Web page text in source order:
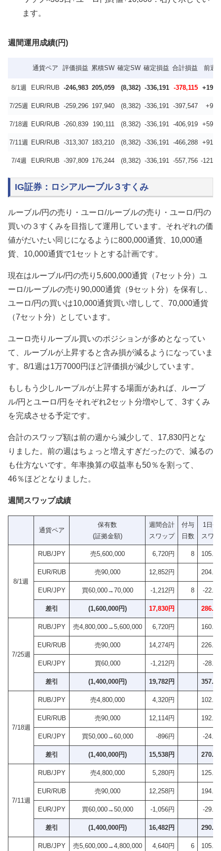
ます。
週間運用成績(円)
通貨ペア 評価損益 累積SW 確定SW 確定損益 合計損益 前週
8/1週 EUR/RUB -246,983 205,059 (8,382) -336,191 -378,115
7/25週 EUR/RUB -259,296 197,940 (8,382) -336,191 -397,547
7/18週 EUR/RUB -260,839 190,111 (8,382) -336,191 -406,919
7/11週 EUR/RUB -313,307 183,210 (8,382) -336,191 -466,288
7/4週 EUR/RUB -397,809 176,244 (8,382) -336,191 -557,756 -
IG証券：ロシアルーブル３すくみ
ルーブル/円の売り・ユーロ/ルーブルの売り・ユーロ/円の
買いの３すくみを目指して運用しています。それぞれの価
値がだいたい同じになるように800,000通貨、10,000通
貨、10,000通貨で1セットとする計画です。
現在はルーブル/円の売り5,600,000通貨（7セット分）ユ
ーロ/ルーブルの売り90,000通貨（9セット分）を保有し、
ユーロ/円の買いは10,000通貨買い増しして、70,000通貨
（7セット分）としています。
ユーロ売りルーブル買いのポジションが多めとなってい
て、ルーブルが上昇すると含み損が減るようになっていま
す。8/1週は1万7000円ほど評価損が減少しています。
もしもう少しルーブルが上昇する場面があれば、ルーブ
ル/円とユーロ/円をそれぞれ2セット分増やして、3すくみ
を完成させる予定です。
合計のスワップ額は前の週から減少して、17,830円とな
りました。前の週はちょっと増えすぎだったので、減るの
も仕方ないです。年率換算の収益率も50％を割って、
46％ほどとなりました。
週間スワップ成績
通貨ペア
保有数
(証拠金額)
週間合計
スワップ
付与
日数
1日平
スワ
8/1週
RUB/JPY 売5,600,000 6,720円 8
EUR/RUB 売90,000 12,852円
EUR/JPY 買60,000→70,000 -1,212円 8 -
差引 (1,600,000円) 17,830円
7/25週
RUB/JPY 売4,800,000→5,600,000 6,720円
EUR/RUB 売90,000 14,274円
EUR/JPY 買60,000 -1,212円 -
差引 (1,400,000円) 19,782円
7/18週
RUB/JPY 売4,800,000 4,320円
EUR/RUB 売90,000 12,114円
EUR/JPY 買50,000→60,000 -896円 -
差引 (1,400,000円) 15,538円
7/11週
RUB/JPY 売4,800,000 5,280円
EUR/RUB 売90,000 12,258円
EUR/JPY 買60,000→50,000 -1,056円 -
差引 (1,400,000円) 16,482円
RUB/JPY 売5,600,000→4,800,000 4,640円 6